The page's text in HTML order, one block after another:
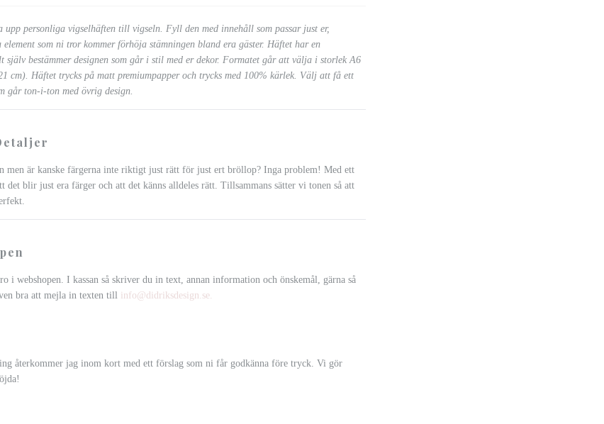
personliga vigselhäften till vigseln. Fyll den med innehåll som passar just er,
som ni tror kommer förhöja stämningen bland era gäster. Häftet har en
själv bestämmer designen som går i stil med er dekor. Formatet går att välja i storlek A6
cm). Häftet trycks på matt premiumpapper och trycks med 100% kärlek. Välj att få ett
går ton-i-ton med övrig design.
men är kanske färgerna inte riktigt just rätt för just ert bröllop? Inga problem! Med ett
det blir just era färger och att det känns alldeles rätt. Tillsammans sätter vi tonen så att
i webshopen. I kassan så skriver du in text, annan information och önskemål, gärna så
bra att mejla in texten till info@didriksdesign.se.
återkommer jag inom kort med ett förslag som ni får godkänna före tryck. Vi gör